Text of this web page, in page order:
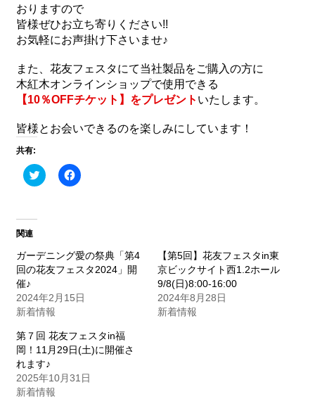
おりますので
皆様ぜひお立ち寄りください!!
お気軽にお声掛け下さいませ♪
また、花友フェスタにて当社製品をご購入の方に
木紅木オンラインショップで使用できる
【10％OFFチケット】をプレゼント いたします。
皆様とお会いできるのを楽しみにしています！
共有:
ク
リ
有
(新
し
ウ
ィ
ン
ド
ウ
で
開
き
ま
す)
Facebook
で
リ
ッ
ク
て
く
(新
し
い
ィ
ン
関連
ガーデニング愛の祭典「第4
回の花友フェスタ2024」開
催♪
2024年2月15日
新着情報
【第5回】花友フェスタin東
京ビックサイト西1.2ホール
9/8(日)8:00-16:00
2024年8月28日
新着情報
第７回 花友フェスタin福
岡！11月29日(土)に開催さ
れます♪
2025年10月31日
新着情報